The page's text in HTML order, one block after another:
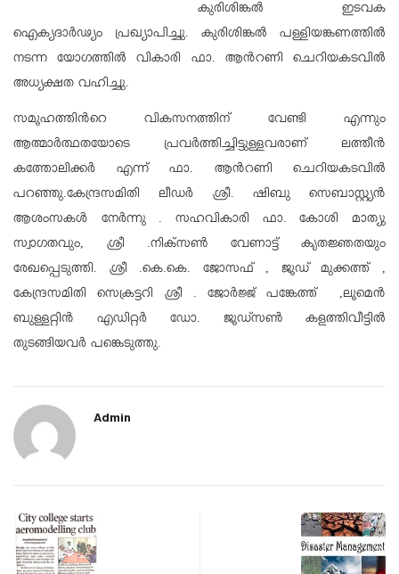
കുരിശിങ്കൽ ഇടവക
ഐക്യദാർഢ്യം പ്രഖ്യാപിച്ചു. കുരിശിങ്കൽ പള്ളിയങ്കണത്തിൽ
നടന്ന യോഗത്തിൽ വികാരി ഫാ. ആൻറണി ചെറിയകടവിൽ
അധ്യക്ഷത വഹിച്ചു.
സമൂഹത്തിൻറെ വികസനത്തിന് വേണ്ടി എന്നും
ആത്മാർത്ഥതയോടെ പ്രവർത്തിച്ചിട്ടുള്ളവരാണ് ലത്തീൻ
കത്തോലിക്കർ എന്ന് ഫാ. ആൻറണി ചെറിയകടവിൽ
പറഞ്ഞു.കേന്ദ്രസമിതി ലീഡർ ശ്രീ. ഷിബു സെബാസ്റ്റ്യൻ
ആശംസകൾ നേർന്നു . സഹവികാരി ഫാ. കോശി മാത്യു
സ്വാഗതവും, ശ്രീ .നിക്സൺ വേണാട്ട് കൃതജ്ഞതയും
രേഖപ്പെടുത്തി. ശ്രീ .കെ.കെ. ജോസഫ് , ജൂഡ് മുക്കത്ത് ,
കേന്ദ്രസമിതി സെക്രട്ടറി ശ്രീ . ജോർജ്ജ് പങ്കേത്ത് ,ലൂമെൻ
ബുള്ളറ്റിൻ എഡിറ്റർ ഡോ. ജൂഡ്സൺ കളത്തിവീട്ടിൽ
തുടങ്ങിയവർ പങ്കെടുത്തു.
Admin